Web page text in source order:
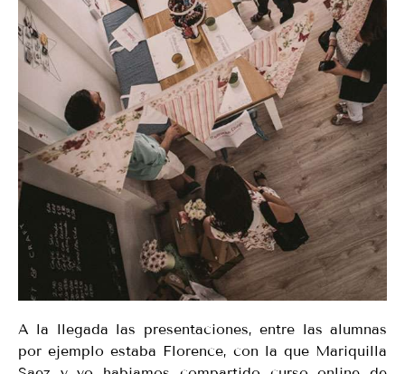
A la llegada las presentaciones, entre las alumnas
por ejemplo estaba Florence, con la que Mariquilla